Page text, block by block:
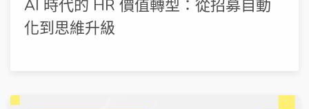
AI 時代的 HR 價值轉型：從招募自動
化到思維升級